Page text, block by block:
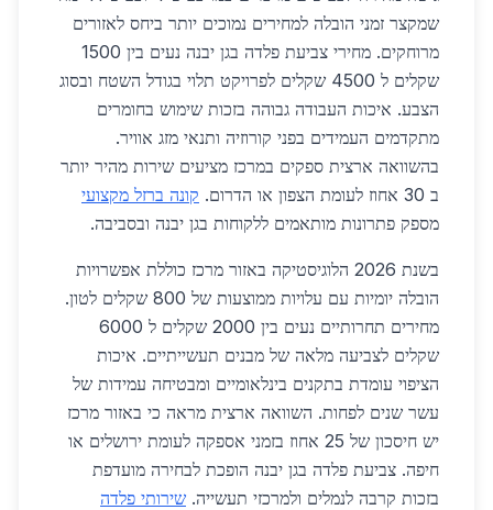
שמקצר זמני הובלה למחירים נמוכים יותר ביחס לאזורים
מרוחקים. מחירי צביעת פלדה בגן יבנה נעים בין 1500
שקלים ל 4500 שקלים לפרויקט תלוי בגודל השטח ובסוג
הצבע. איכות העבודה גבוהה בזכות שימוש בחומרים
מתקדמים העמידים בפני קורוזיה ותנאי מזג אוויר.
בהשוואה ארצית ספקים במרכז מציעים שירות מהיר יותר
ב 30 אחוז לעומת הצפון או הדרום.
קונה ברזל מקצועי
מספק פתרונות מותאמים ללקוחות בגן יבנה ובסביבה.
בשנת 2026 הלוגיסטיקה באזור מרכז כוללת אפשרויות
הובלה יומיות עם עלויות ממוצעות של 800 שקלים לטון.
מחירים תחרותיים נעים בין 2000 שקלים ל 6000
שקלים לצביעה מלאה של מבנים תעשייתיים. איכות
הציפוי עומדת בתקנים בינלאומיים ומבטיחה עמידות של
עשר שנים לפחות. השוואה ארצית מראה כי באזור מרכז
יש חיסכון של 25 אחוז בזמני אספקה לעומת ירושלים או
חיפה. צביעת פלדה בגן יבנה הופכת לבחירה מועדפת
בזכות קרבה לנמלים ולמרכזי תעשייה. שירותי פלדה